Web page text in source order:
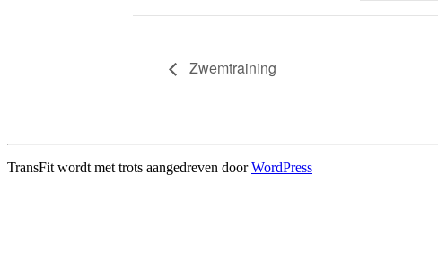
Zwemtraining
TransFit wordt met trots aangedreven doorWordPress